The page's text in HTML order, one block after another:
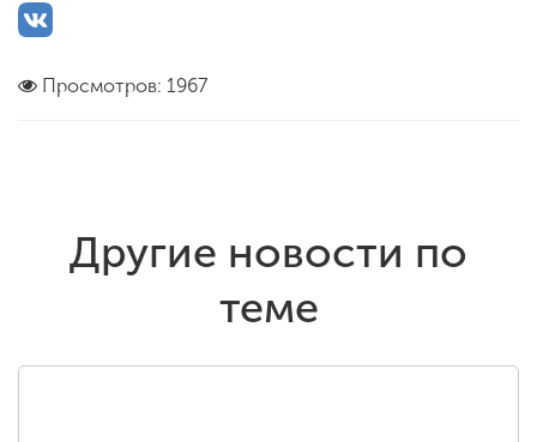
Просмотров: 1967
Другие новости по
теме